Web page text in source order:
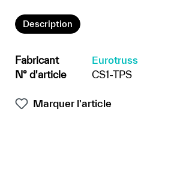
Description
Fabricant
Eurotruss
N° d'article
CS1-TPS
Marquer l'article